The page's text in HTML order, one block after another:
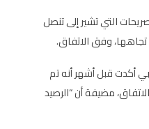
التي تشير إلى تنصل
تجاهها، وفق الاتفاق.
أكدت قبل أشهر أنه تم
بموجب الاتفاق، مضيفة أن “الرصيد